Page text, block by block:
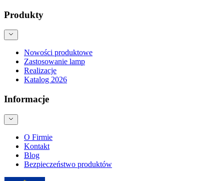
Produkty
Nowości produktowe
Zastosowanie lamp
Realizacje
Katalog 2026
Informacje
O Firmie
Kontakt
Blog
Bezpieczeństwo produktów